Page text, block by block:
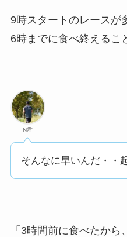
9時スタートのレースが
6時までに食べ終えるこ
N君
そんなに早いんだ・・
「3時間前に食べたか